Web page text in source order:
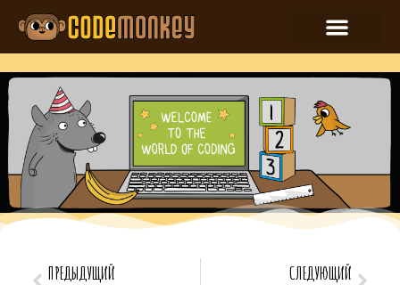
ПРЕДЫДУЩИЙ СЛЕДУЮЩИЙ